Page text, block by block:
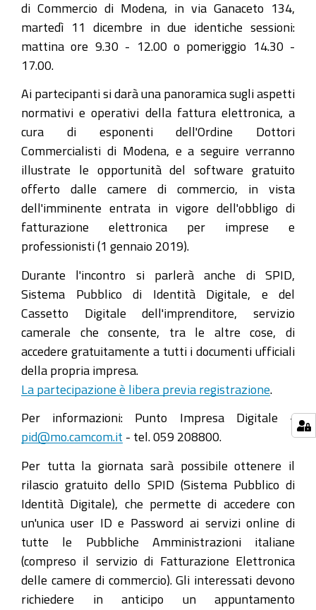
di Commercio di Modena, in via Ganaceto 134,
martedì 11 dicembre in due identiche sessioni:
mattina ore 9.30 - 12.00 o pomeriggio 14.30 -
17.00.
Ai partecipanti si darà una panoramica sugli aspetti
normativi e operativi della fattura elettronica, a
cura di esponenti dell'Ordine Dottori
Commercialisti di Modena, e a seguire verranno
illustrate le opportunità del software gratuito
offerto dalle camere di commercio, in vista
dell'imminente entrata in vigore dell'obbligo di
fatturazione elettronica per imprese e
professionisti (1 gennaio 2019).
Durante l'incontro si parlerà anche di SPID,
Sistema Pubblico di Identità Digitale, e del
Cassetto Digitale dell'imprenditore, servizio
camerale che consente, tra le altre cose, di
accedere gratuitamente a tutti i documenti ufficiali
della propria impresa.
La partecipazione è libera previa registrazione
Per informazioni: Punto Impresa Digitale -
pid@mo.camcom.it - tel. 059 208800.
Per tutta la giornata sarà possibile ottenere il
rilascio gratuito dello SPID (Sistema Pubblico di
Identità Digitale), che permette di accedere con
un'unica user ID e Password ai servizi online di
tutte le Pubbliche Amministrazioni italiane
(compreso il servizio di Fatturazione Elettronica
delle camere di commercio). Gli interessati devono
richiedere in anticipo un appuntamento